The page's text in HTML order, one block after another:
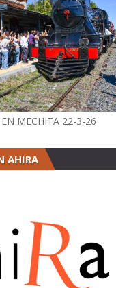
MECHITA 22-3-26
AHIRA